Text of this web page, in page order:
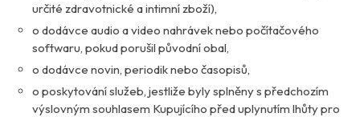
určité zdravotnické a intimní zboží),
o dodávce audio a video nahrávek nebo počítačového
softwaru, pokud porušil původní obal,
o dodávce novin, periodik nebo časopisů,
o poskytování služeb, jestliže byly splněny s předchozím
výslovným souhlasem Kupujícího před uplynutím lhůty pro